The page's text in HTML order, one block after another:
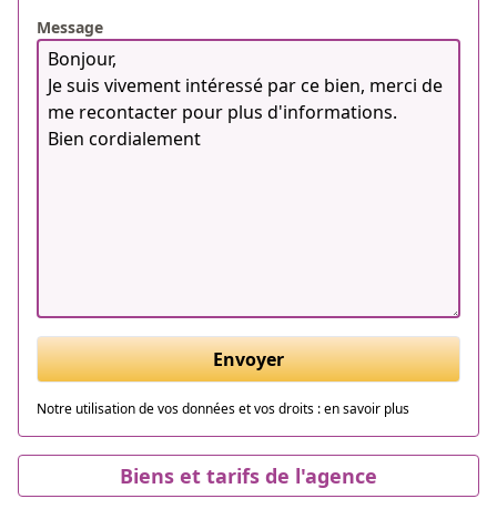
Message
Envoyer
Notre utilisation de vos données et vos droits :en savoir plus
Biens et tarifs de l'agence